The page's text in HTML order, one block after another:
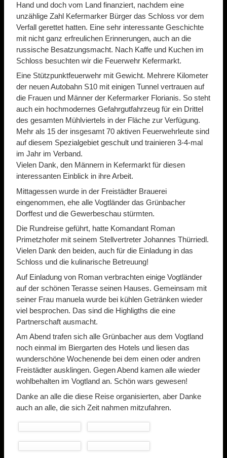
Hand und doch vom Land finanziert, nachdem eine
unzählige Zahl Kefermarker Bürger das Schloss vor dem
Verfall gerettet hatten. Eine sehr interessante Geschichte
mit nicht ganz erfreulichen Erinnerungen, auch an die
russische Besatzungsmacht. Nach Kaffe und Kuchen im
Schloss besuchten wir die Feuerwehr Kefermarkt.
Eine Stützpunktfeuerwehr mit Gewicht. Mehrere Kilometer
der neuen Autobahn S10 mit einigen Tunnel vertrauen auf
die Frauen und Männer der Kefermarker Florianis. So steht
auch ein hochmodernes Gefahrgutfahrzeug für ein Drittel
des gesamten Mühlviertels in der Fläche zur Verfügung.
Mehr als 15 der insgesamt 70 aktiven Feuerwehrleute sind
auf diesem Spezialgebiet geschult und trainieren 3-4-mal
im Jahr im Verband.
Vielen Dank, den Männern in Kefermarkt für diesen
interessanten Einblick in ihre Arbeit.
Mittagessen wurde in der Freistädter Brauerei
eingenommen, ehe alle Vogtländer das Grünbacher
Dorffest und die Gewerbeschau stürmten.
Die Rundreise geführt, hatte Komandant Roman
Primetzhofer mit seinem Stellvertreter Johannes Thürriedl.
Vielen Dank den beiden, auch für die Einladung in das
Schloss und die kulinarische Betreuung!
Auf Einladung von Roman verbrachten einige Vogtländer
auf der schönen Terasse seinen Hauses. Gemeinsam mit
seiner Frau manuela wurde bei kühlen Getränken wieder
viel besprochen. Das sind die Highligths die eine
Partnerschaft ausmacht.
Am Abend trafen sich alle Grünbacher aus dem Vogtland
noch einmal im Biergarten des Hotels und liesen das
wunderschöne Wochenende bei dem einen oder andren
Freistädter ausklingen. Gegen Abend kamen alle wieder
wohlbehalten im Vogtland an. Schön wars gewesen!
Danke an alle die diese Reise organisierten, aber Danke
auch an alle, die sich Zeit nahmen mitzufahren.